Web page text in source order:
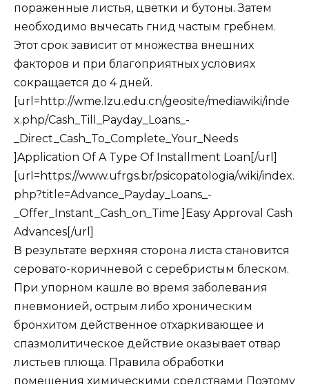
пораженные листья, цветки и бутоны. Затем
необходимо вычесать гнид частым гребнем.
Этот срок зависит от множества внешних
факторов и при благоприятных условиях
сокращается до 4 дней.
[url=http://wme.lzu.edu.cn/geosite/mediawiki/inde
x.php/Cash_Till_Payday_Loans_-
_Direct_Cash_To_Complete_Your_Needs
]Application Of A Type Of Installment Loan[/url]
[url=https://www.ufrgs.br/psicopatologia/wiki/index.
php?title=Advance_Payday_Loans_-
_Offer_Instant_Cash_on_Time ]Easy Approval Cash
Advances[/url]
В результате верхняя сторона листа становится
серовато-коричневой с серебристым блеском.
При упорном кашле во время заболевания
пневмонией, острым либо хроническим
бронхитом действенное отхаркивающее и
спазмолитическое действие оказывает отвар
листьев плюща. Правила обработки
помещения химическими средствами Поэтому